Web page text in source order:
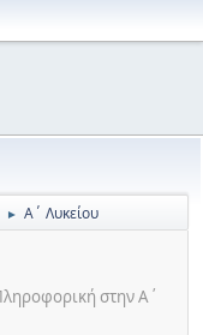
► Α΄ Λυκείου
στην Α΄